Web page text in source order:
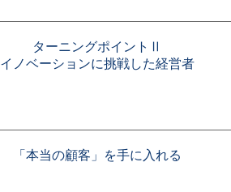
ターニングポイントⅡ
イノベーションに挑戦した経営者
「本当の顧客」を手に入れる